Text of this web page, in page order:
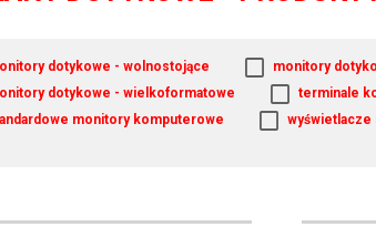
dotykowe - wolnostojące monitory
dotykowe - wielkoformatowe
terminale
monitory komputerowe
wyświetlacze